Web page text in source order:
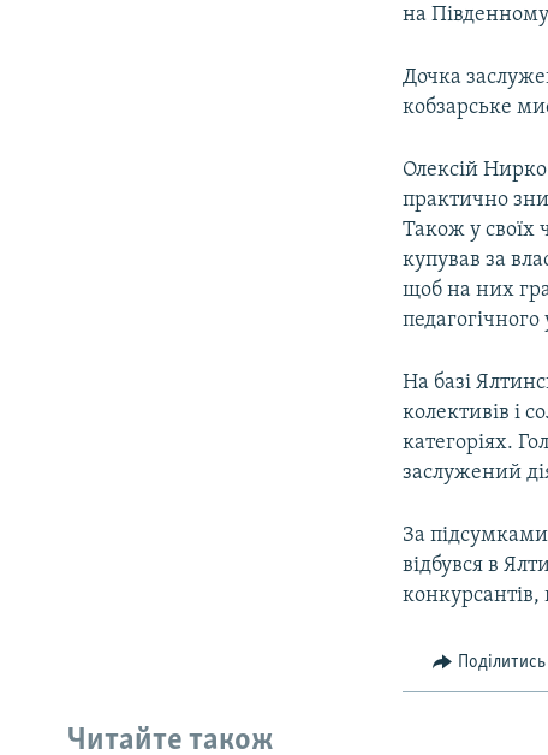
на
Дочка
кобзарське
Олексій
практично
Також у своїх
купував за
щоб на них
На базі
колективів і
категоріях.
заслужений
За
відбувся в
конкурсантів,
Поділитись
Читайте також